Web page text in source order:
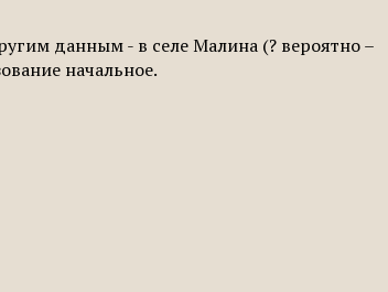
данным - в селе Малина (? вероятно –
начальное.